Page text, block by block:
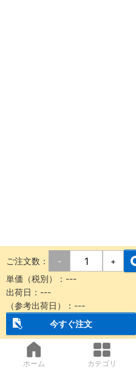
ご注文数： - +
単価（税別）： ---
出荷日： ---
（参考出荷日）： ---
今すぐ注文
ホーム カテゴリ